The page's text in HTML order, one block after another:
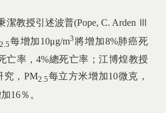
潔教授引述波普(Pope, C. Arden Ⅲ
每增加10μg/m3 將增加8%肺癌死
亡率，4%總死亡率；江博煌教授
究，PM2.5每立方米增加10微克，
16％。